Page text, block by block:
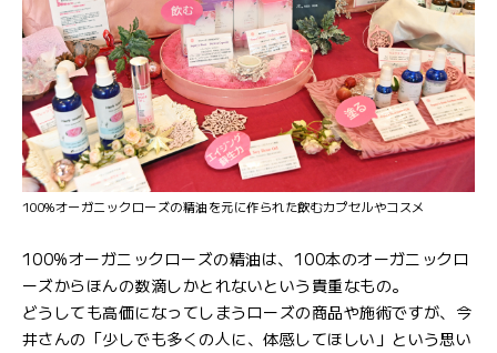
100%オーガニックローズの精油を元に作られた飲むカプセルやコスメ
100%オーガニックローズの精油は、100本のオーガニックロ
ーズからほんの数滴しかとれないという貴重なもの。
どうしても高価になってしまうローズの商品や施術ですが、今
井さんの「少しでも多くの人に、体感してほしい」という思い